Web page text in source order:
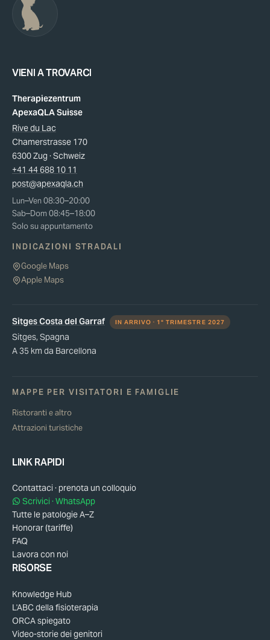
VIENI A TROVARCI
Therapiezentrum
ApexaQLA Suisse
Rive du Lac
Chamerstrasse 170
6300 Zug · Schweiz
+41 44 688 10 11
post@apexaqla.ch
Lun–Ven 08:30–20:00
Sab–Dom 08:45–18:00
Solo su appuntamento
INDICAZIONI STRADALI
Google Maps
Apple Maps
Sitges Costa del Garraf IN ARRIVO · 1° TRIMESTRE 2027
Sitges, Spagna
A 35 km da Barcellona
MAPPE PER VISITATORI E FAMIGLIE
Ristoranti e altro
Attrazioni turistiche
LINK RAPIDI
Contattaci · prenota un colloquio
Scrivici · WhatsApp
Tutte le patologie A–Z
Honorar (tariffe)
FAQ
Lavora con noi
RISORSE
Knowledge Hub
L'ABC della fisioterapia
ORCA spiegato
Video-storie dei genitori